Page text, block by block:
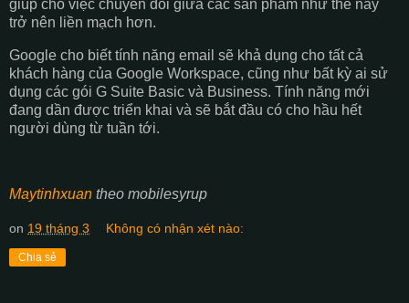
giúp cho việc chuyển đổi giữa các sản phẩm như thế này
trở nên liền mạch hơn.
Google cho biết tính năng email sẽ khả dụng cho tất cả
khách hàng của Google Workspace, cũng như bất kỳ ai sử
dụng các gói G Suite Basic và Business. Tính năng mới
đang dần được triển khai và sẽ bắt đầu có cho hầu hết
người dùng từ tuần tới.
Maytinhxuan theo mobilesyrup
on 19 tháng 3 Không có nhận xét nào:
Chia sẻ